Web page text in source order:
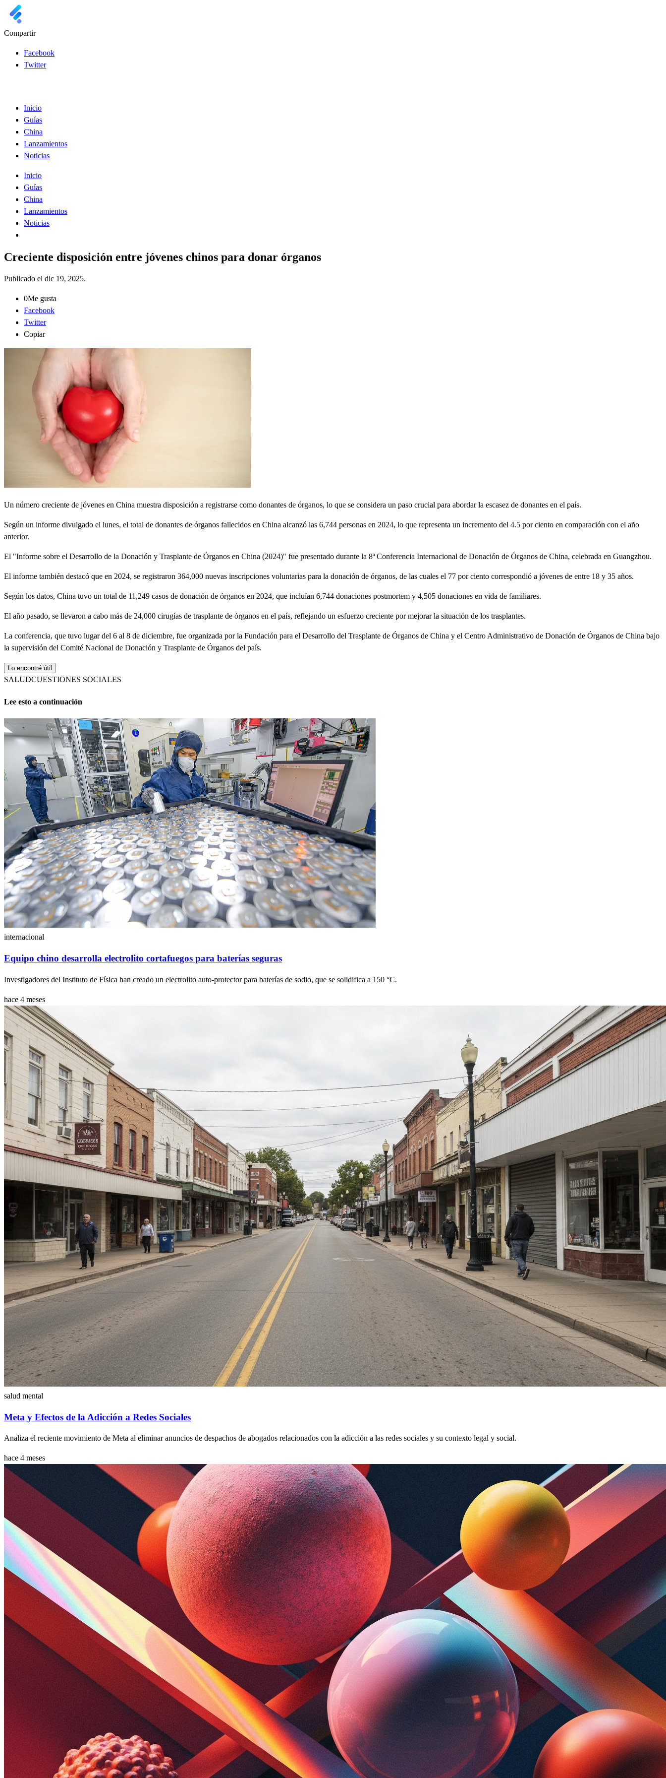
Compartir
Facebook
Twitter
Inicio
Guías
China
Lanzamientos
Noticias
Inicio
Guías
China
Lanzamientos
Noticias
Creciente disposición entre jóvenes chinos para donar órganos
Publicado el dic 19, 2025.
0Me gusta
Facebook
Twitter
Copiar
Un número creciente de jóvenes en China muestra disposición a registrarse como donantes de órganos, lo que se considera un paso crucial para abordar la escasez de donantes en el país.
Según un informe divulgado el lunes, el total de donantes de órganos fallecidos en China alcanzó las 6,744 personas en 2024, lo que representa un incremento del 4.5 por ciento en comparación con el año
anterior.
El "Informe sobre el Desarrollo de la Donación y Trasplante de Órganos en China (2024)" fue presentado durante la 8ª Conferencia Internacional de Donación de Órganos de China, celebrada en Guangzhou.
El informe también destacó que en 2024, se registraron 364,000 nuevas inscripciones voluntarias para la donación de órganos, de las cuales el 77 por ciento correspondió a jóvenes de entre 18 y 35 años.
Según los datos, China tuvo un total de 11,249 casos de donación de órganos en 2024, que incluían 6,744 donaciones postmortem y 4,505 donaciones en vida de familiares.
El año pasado, se llevaron a cabo más de 24,000 cirugías de trasplante de órganos en el país, reflejando un esfuerzo creciente por mejorar la situación de los trasplantes.
La conferencia, que tuvo lugar del 6 al 8 de diciembre, fue organizada por la Fundación para el Desarrollo del Trasplante de Órganos de China y el Centro Administrativo de Donación de Órganos de China bajo
la supervisión del Comité Nacional de Donación y Trasplante de Órganos del país.
Lo encontré útil
SALUDCUESTIONES SOCIALES
Lee esto a continuación
internacional
Equipo chino desarrolla electrolito cortafuegos para baterías seguras
Investigadores del Instituto de Física han creado un electrolito auto-protector para baterías de sodio, que se solidifica a 150 °C.
hace 4 meses
salud mental
Meta y Efectos de la Adicción a Redes Sociales
Analiza el reciente movimiento de Meta al eliminar anuncios de despachos de abogados relacionados con la adicción a las redes sociales y su contexto legal y social.
hace 4 meses